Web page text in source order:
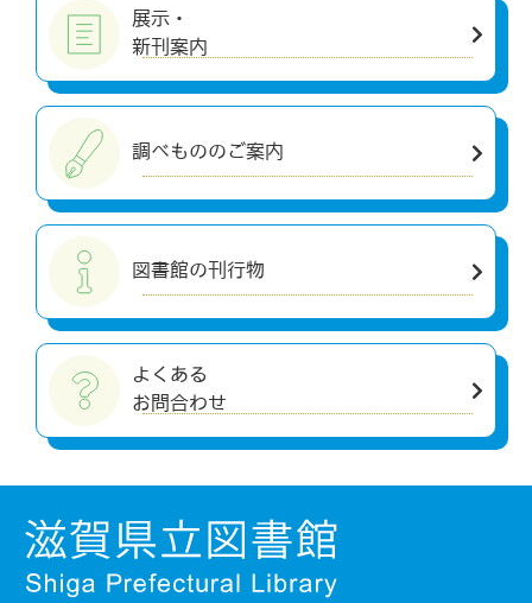
展示・
新刊案内
調べもののご案内
図書館の刊行物
よくある
お問合わせ